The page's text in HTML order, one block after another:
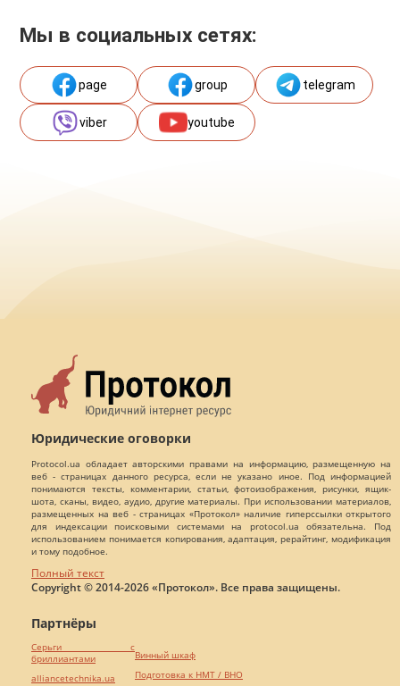
Мы в социальных сетях:
page group telegram
viber youtube
Юридические оговорки
Protocol.ua обладает авторскими правами на информацию, размещенную на
веб - страницах данного ресурса, если не указано иное. Под информацией
понимаются тексты, комментарии, статьи, фотоизображения, рисунки, ящик-
шота, сканы, видео, аудио, другие материалы. При использовании материалов,
размещенных на веб - страницах «Протокол» наличие гиперссылки открытого
для индексации поисковыми системами на protocol.ua обязательна. Под
использованием понимается копирования, адаптация, рерайтинг, модификация
и тому подобное.
Полный текст
Copyright © 2014-2026 «Протокол». Все права защищены.
Партнёры
Серьги с
бриллиантами
alliancetechnika.ua
Винный шкаф
Подготовка к НМТ / ВНО